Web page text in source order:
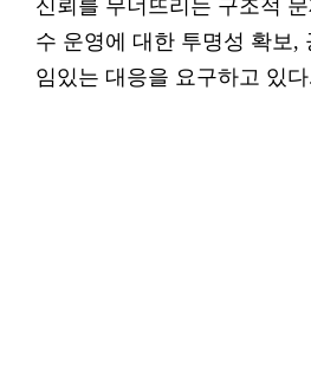
신뢰를 무너뜨리는 구조적
수 운영에 대한 투명성 확보,
임있는 대응을 요구하고 있